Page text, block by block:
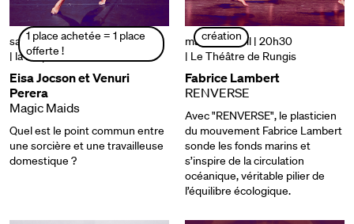
1 place achetée = 1 place
offerte !
samedi 29 mars | 20h30
| la briqueterie
Eisa Jocson et Venuri
Perera
Magic Maids
Quel est le point commun entre
une sorcière et une travailleuse
domestique ?
création
mardi 1er avril | 20h30
| Le Théâtre de Rungis
Fabrice Lambert
RENVERSE
Avec "RENVERSE", le plasticien
du mouvement Fabrice Lambert
sonde les fonds marins et
s’inspire de la circulation
océanique, véritable pilier de
l’équilibre écologique.